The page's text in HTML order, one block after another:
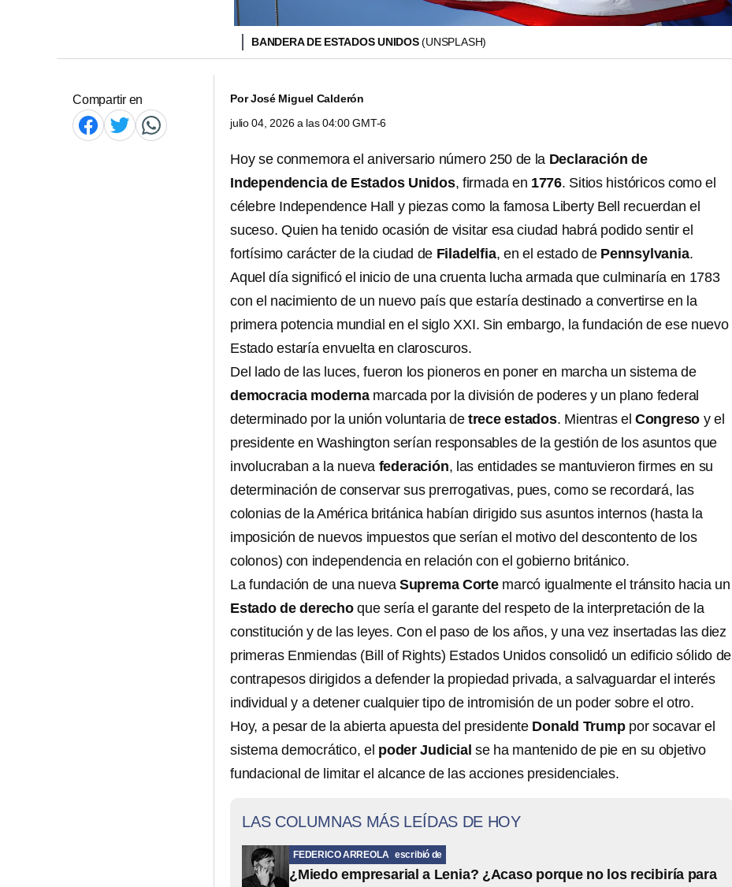
BANDERA DE ESTADOS UNIDOS(UNSPLASH)
Compartir en PorJosé Miguel Calderón
julio 04, 2026 a las 04:00 GMT-6
Hoy se conmemora el aniversario número 250 de la Declaración de
Independencia de Estados Unidos, firmada en 1776. Sitios históricos como el
célebre Independence Hall y piezas como la famosa Liberty Bell recuerdan el
suceso. Quien ha tenido ocasión de visitar esa ciudad habrá podido sentir el
fortísimo carácter de la ciudad de Filadelfia, en el estado de Pennsylvania.
Aquel día significó el inicio de una cruenta lucha armada que culminaría en 1783
con el nacimiento de un nuevo país que estaría destinado a convertirse en la
primera potencia mundial en el siglo XXI. Sin embargo, la fundación de ese nuevo
Estado estaría envuelta en claroscuros.
Del lado de las luces, fueron los pioneros en poner en marcha un sistema de
democracia moderna marcada por la división de poderes y un plano federal
determinado por la unión voluntaria de trece estados. Mientras el Congreso y el
presidente en Washington serían responsables de la gestión de los asuntos que
involucraban a la nueva federación, las entidades se mantuvieron firmes en su
determinación de conservar sus prerrogativas, pues, como se recordará, las
colonias de la América británica habían dirigido sus asuntos internos (hasta la
imposición de nuevos impuestos que serían el motivo del descontento de los
colonos) con independencia en relación con el gobierno británico.
La fundación de una nueva Suprema Cortemarcó igualmente el tránsito hacia un
Estado de derechoque sería el garante del respeto de la interpretación de la
constitución y de las leyes. Con el paso de los años, y una vez insertadas las diez
primeras Enmiendas (Bill of Rights) Estados Unidos consolidó un edificio sólido de
contrapesos dirigidos a defender la propiedad privada, a salvaguardar el interés
individual y a detener cualquier tipo de intromisión de un poder sobre el otro.
Hoy, a pesar de la abierta apuesta del presidente Donald Trumppor socavar el
sistema democrático, el poder Judicial se ha mantenido de pie en su objetivo
fundacional de limitar el alcance de las acciones presidenciales.
LAS COLUMNAS MÁS LEÍDAS DE HOY
FEDERICO ARREOLA escribió de
¿Miedo empresarial a Lenia? ¿Acaso porque no los recibiría para